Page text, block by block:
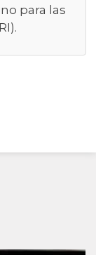
para las